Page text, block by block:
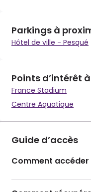
Parkings à
Hôtel de ville - Pesqué
Points d’intérêt
France Stadium
Centre Aquatique
Guide d’accès
Comment accéder